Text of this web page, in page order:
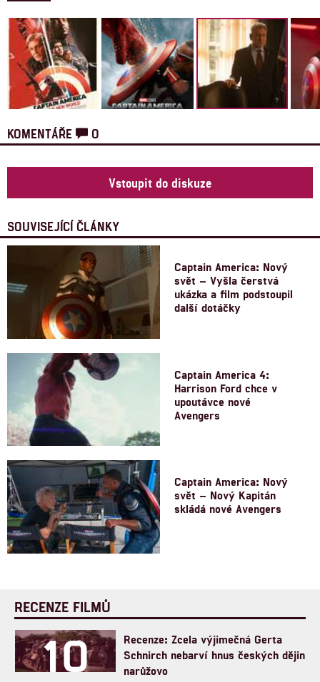
KOMENTÁŘE 0
Vstoupit do diskuze
SOUVISEJÍCÍ ČLÁNKY
Captain America: Nový
svět – Vyšla čerstvá
ukázka a film podstoupil
další dotáčky
Captain America 4:
Harrison Ford chce v
upoutávce nové
Avengers
Captain America: Nový
svět – Nový Kapitán
skládá nové Avengers
RECENZE FILMŮ
10
Recenze: Zcela výjimečná Gerta
Schnirch nebarví hnus českých dějin
narůžovo